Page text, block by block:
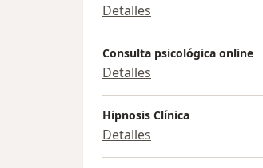
Detalles
Consulta psicológica online
Detalles
Hipnosis Clínica
Detalles